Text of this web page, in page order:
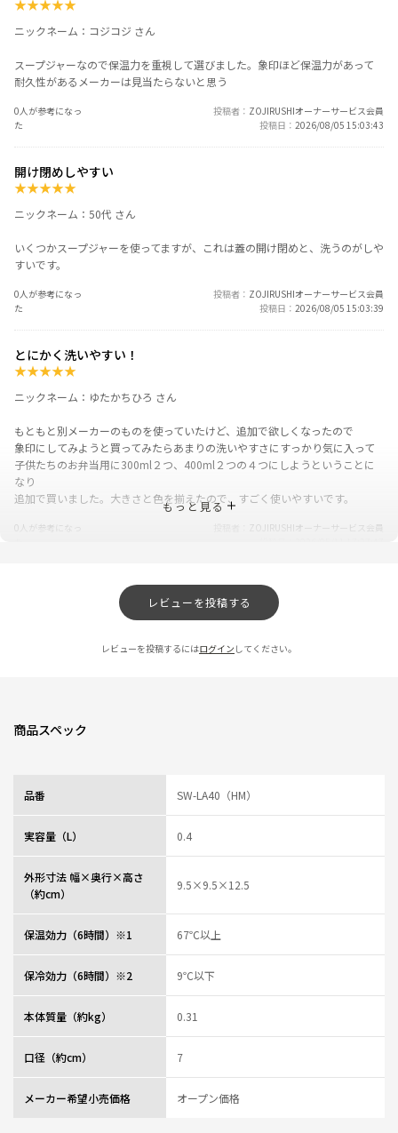
★★★★★
ニックネーム：コジコジ さん
スープジャーなので保温力を重視して選びました。象印ほど保温力があって
耐久性があるメーカーは見当たらないと思う
0人が参考になっ
た
投稿者
ZOJIRUSHIオーナーサービス会員
投稿日
2026/08/05 15:03:43
開け閉めしやすい
★★★★★
ニックネーム：50代 さん
いくつかスープジャーを使ってますが、これは蓋の開け閉めと、洗うのがしや
すいです。
0人が参考になっ
た
投稿者
ZOJIRUSHIオーナーサービス会員
投稿日
2026/08/05 15:03:39
とにかく洗いやすい！
★★★★★
ニックネーム：ゆたかちひろ さん
もともと別メーカーのものを使っていたけど、追加で欲しくなったので
象印にしてみようと買ってみたらあまりの洗いやすさにすっかり気に入って
子供たちのお弁当用に300ml２つ、400ml２つの４つにしようということに
なり
追加で買いました。大きさと色を揃えたので、すごく使いやすいです。
0人が参考になっ
ZOJIRUSHIオーナーサービス会員
もっと見る
レビューを投稿する
レビューを投稿するにはログイン してください。
商品スペック
品番 SW-LA40（HM）
実容量（L） 0.4
外形寸法 幅×奥行×高さ
（約cm）
9.5×9.5×12.5
保温効力（6時間）※1 67℃以上
保冷効力（6時間）※2 9℃以下
本体質量（約kg） 0.31
口径（約cm） 7
メーカー希望小売価格 オープン価格